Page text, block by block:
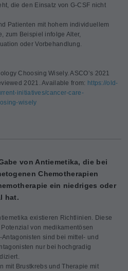
die den Einsatz von G-CSF nicht
Patienten mit hohem individuellem
zum Beispiel infolge Alter,
oder Vorbehandlung.
Choosing Wisely. ASCO’s 2021
2021. Available from: https://old-
initiatives/cancer-care-
wisely
von Antiemetika, die bei
Chemotherapien
ein niedriges oder
hat.
existieren Richtlinien. Diese
von medikamentösen
sind bei mittel- und
nur bei hochgradig
mit Brustkrebs und Therapie mit